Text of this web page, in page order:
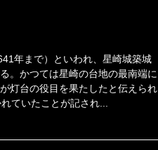
年まで）といわれ、星崎城築城
。かつては星崎の台地の最南端に
灯台の役目を果たしたと伝えられ
ていたことが記され...